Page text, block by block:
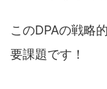
このDPAの戦略
要課題です！